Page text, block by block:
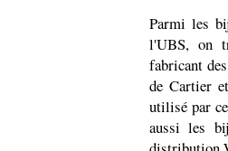
Parmi les
l'UBS, on
fabricant
de Cartier
utilisé par
aussi les